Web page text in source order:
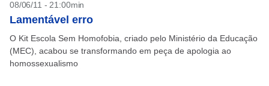
08/06/11 - 21:00min
Lamentável erro
O Kit Escola Sem Homofobia, criado pelo Ministério da Educação
(MEC), acabou se transformando em peça de apologia ao
homossexualismo